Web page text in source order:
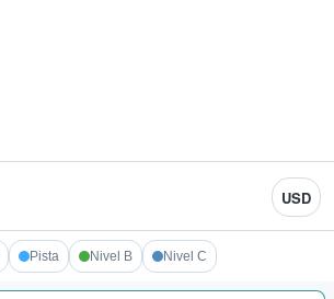
USD
Pista Nivel B Nivel C